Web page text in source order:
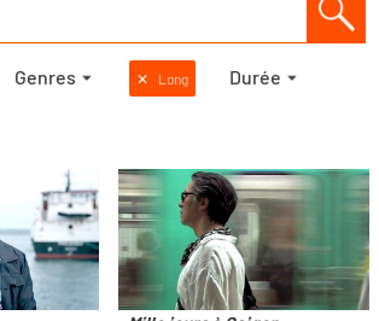
Genres ✕ Long Durée